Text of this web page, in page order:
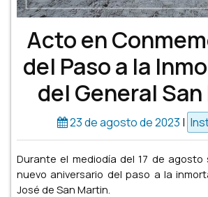
Acto en
del Paso a la
del General
23 de agosto de 2023 |
Durante el mediodía del 17 de agosto
nuevo aniversario del paso a la
José de San Martin.